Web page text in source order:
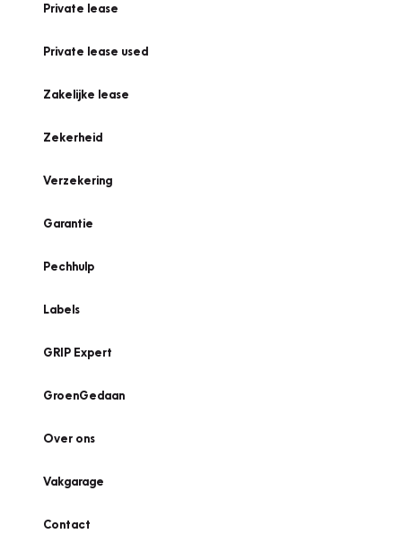
Private lease
Private lease used
Zakelijke lease
Zekerheid
Verzekering
Garantie
Pechhulp
Labels
GRIP Expert
GroenGedaan
Over ons
Vakgarage
Contact